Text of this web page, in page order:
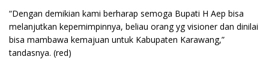
“Dengan demikian kami berharap semoga Bupati H Aep bisa
melanjutkan kepemimpinnya, beliau orang yg visioner dan dinilai
bisa mambawa kemajuan untuk Kabupaten Karawang,”
tandasnya. (red)